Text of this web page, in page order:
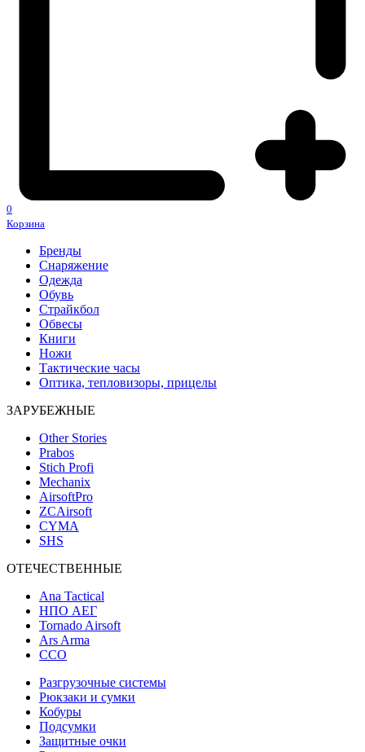
0
Корзина
Бренды
Снаряжение
Одежда
Обувь
Страйкбол
Обвесы
Книги
Ножи
Тактические часы
Оптика, тепловизоры, прицелы
ЗАРУБЕЖНЫЕ
Other Stories
Prabos
Stich Profi
Mechanix
AirsoftPro
ZCAirsoft
CYMA
SHS
ОТЕЧЕСТВЕННЫЕ
Ana Tactical
НПО АЕГ
Tornado Airsoft
Ars Arma
ССО
Разгрузочные системы
Рюкзаки и сумки
Кобуры
Подсумки
Защитные очки